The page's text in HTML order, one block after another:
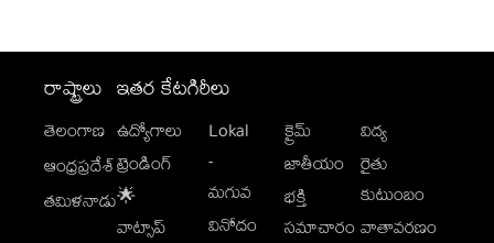
రాష్ట్రాలు
తెలంగాణ
ఆంధ్రప్రదేశ్
తమిళనాడు
ఇతర కేటగిరీలు
ఉద్యోగాలు
ట్రెండింగ్
🌟
వాట్సాప్
Lokal
-
మగువ
వినోదం
క్రైమ్
జాతీయం
భక్తి
సమాచారం
విద్య
రైతు
కుటుంబం
వాతావరణం